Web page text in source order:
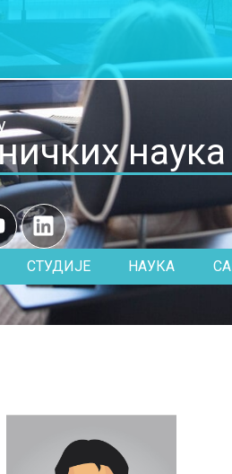
наука
СТУДИЈЕ НАУКА